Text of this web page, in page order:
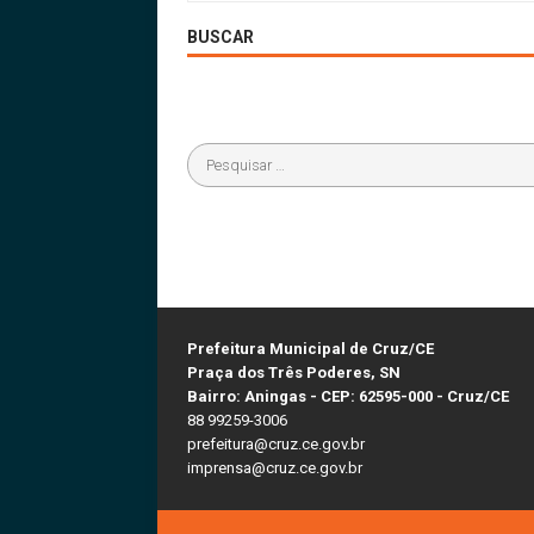
BUSCAR
Prefeitura Municipal de Cruz/CE
Praça dos Três Poderes, SN
Bairro: Aningas - CEP: 62595-000 - Cruz/CE
88 99259-3006
prefeitura@cruz.ce.gov.br
imprensa@cruz.ce.gov.br